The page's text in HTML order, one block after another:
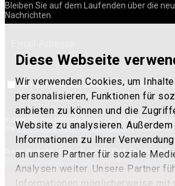
Diese Webseite
Wir verwenden Cookies, um
personalisieren, Funktionen für
anbieten zu können und die
Website zu analysieren.
Informationen zu Ihrer
an unsere Partner für soziale
Analysen weiter. Unsere Partner
Informationen möglicherweise mit
Bleiben Sie auf dem Laufenden über die
Nachrichten.
Ich stimme zu, Emails von EXFO zu
Service-Updates zu erhalten.
Indem Sie Ihre Informationen zur Verfügung
dieEXFO-Nutzerdatenschutzerklärungverstanden
Diese Website ist durch reCAPTCHA geschützt.
Datenschutzbestimmungen und die